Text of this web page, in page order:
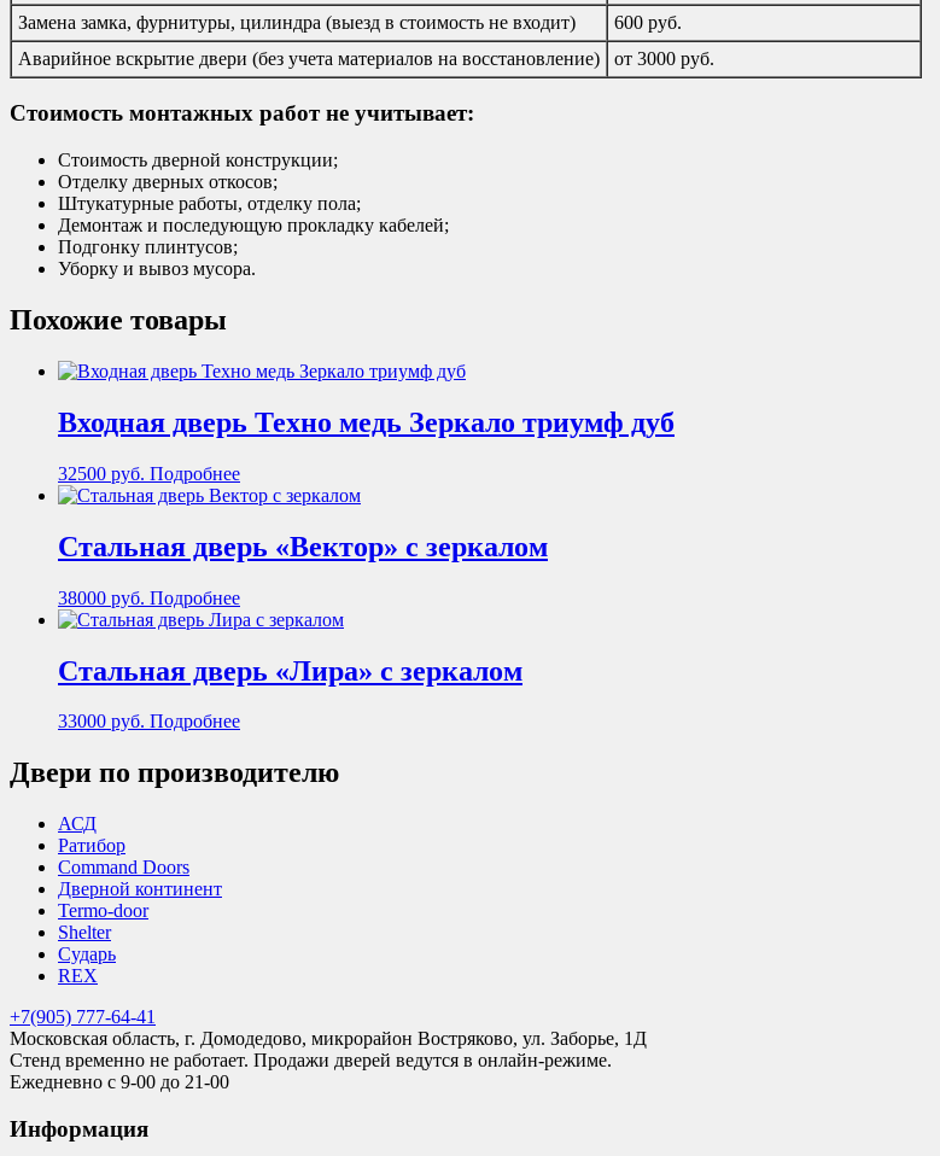
Замена замка, фурнитуры, цилиндра (выезд в стоимость не входит)
600 руб.
Аварийное вскрытие двери (без учета материалов на восстановление)
от 3000 руб.
Стоимость монтажных работ не учитывает:
Стоимость дверной конструкции;
Отделку дверных откосов;
Штукатурные работы, отделку пола;
Демонтаж и последующую прокладку кабелей;
Подгонку плинтусов;
Уборку и вывоз мусора.
Похожие товары
Входная дверь Техно медь Зеркало триумф дуб
32500 руб. Подробнее
Стальная дверь «Вектор» с зеркалом
38000 руб. Подробнее
Стальная дверь «Лира» с зеркалом
33000 руб. Подробнее
Двери по производителю
АСД
Ратибор
Command Doors
Дверной континент
Termo-door
Shelter
Сударь
REX
+7(905) 777-64-41
Московская область, г. Домодедово, микрорайон Востряково, ул. Заборье, 1Д
Стенд временно не работает. Продажи дверей ведутся в онлайн-режиме.
Ежедневно с 9-00 до 21-00
Информация